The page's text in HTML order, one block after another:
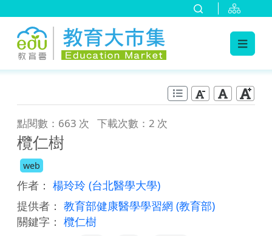
點閱數：663 次 下載次數：2 次
欖仁樹
web
作者： 楊玲玲 (台北醫學大學)
提供者： 教育部健康醫學學習網 (教育部)
關鍵字： 欖仁樹